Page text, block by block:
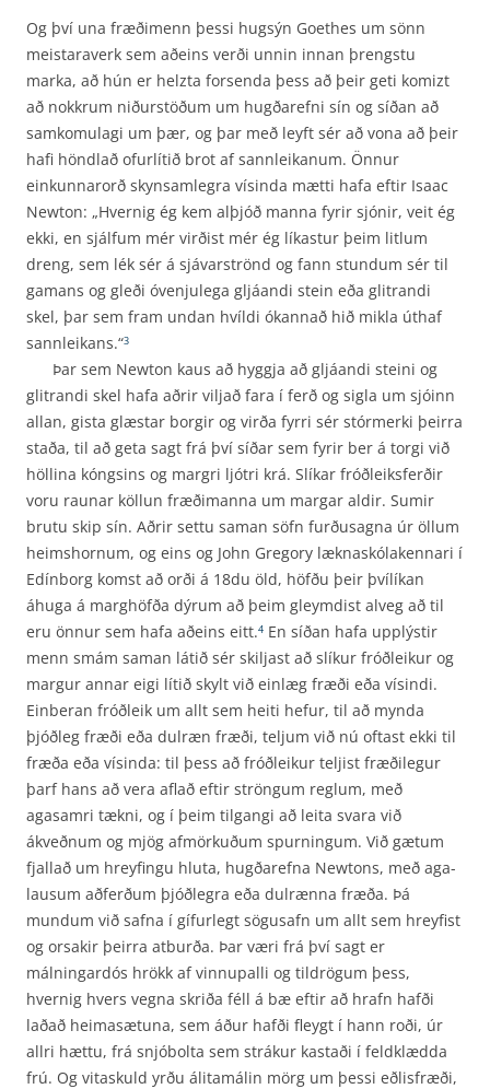
Og því una fræðimenn þessi hugsýn Goethes um sönn
meistaraverk sem aðeins verði unnin innan þrengstu
marka, að hún er helzta forsenda þess að þeir geti komizt
að nokkrum niður­stöðum um hugðarefni sín og síðan að
samkomulagi um þær, og þar með leyft sér að vona að þeir
hafi höndlað ofurlítið brot af sannleikanum. Önnur
einkunnarorð skynsamlegra vísinda mætti hafa eftir Isaac
Newton: „Hvernig ég kem alþjóð manna fyrir sjónir, veit ég
ekki, en sjálfum mér virðist mér ég líkastur þeim litlum
dreng, sem lék sér á sjávarströnd og fann stundum sér til
gamans og gleði óvenjulega gljáandi stein eða glitrandi
skel, þar sem fram undan hvíldi ókannað hið mikla úthaf
sannleikans.“3
Þar sem Newton kaus að hyggja að gljáandi steini og
glitrandi skel hafa aðrir viljað fara í ferð og sigla um sjóinn
allan, gista glæstar borgir og virða fyrri sér stórmerki þeirra
staða, til að geta sagt frá því síðar sem fyrir ber á torgi við
höllina kóngsins og margri ljótri krá. Slíkar fróðleiksferðir
voru raunar köllun fræðimanna um margar aldir. Sumir
brutu skip sín. Aðrir settu saman söfn furðusagna úr öllum
heimshornum, og eins og John Gregory læknaskólakennari í
Edínborg komst að orði á 18du öld, höfðu þeir þvílíkan
áhuga á marghöfða dýrum að þeim gleymdist alveg að til
eru önnur sem hafa aðeins eitt.4 En síðan hafa upplýstir
menn smám saman látið sér skiljast að slíkur fróðleikur og
margur annar eigi lítið skylt við einlæg fræði eða vísindi.
Einberan fróðleik um allt sem heiti hefur, til að mynda
þjóðleg fræði eða dulræn fræði, teljum við nú oftast ekki til
fræða eða vísinda: til þess að fróðleikur teljist fræðilegur
þarf hans að vera aflað eftir ströngum reglum, með
agasamri tækni, og í þeim tilgangi að leita svara við
ákveðnum og mjög afmörkuðum spurningum. Við gætum
fjallað um hreyfingu hluta, hugðarefna Newtons, með aga­
lausum aðferðum þjóðlegra eða dulrænna fræða. Þá
mundum við safna í gífurlegt sögusafn um allt sem hreyfist
og orsakir þeirra atburða. Þar væri frá því sagt er
málningardós hrökk af vinnu­palli og tildrögum þess,
hvernig hvers vegna skriða féll á bæ eftir að hrafn hafði
laðað heima­sætuna, sem áður hafði fleygt í hann roði, úr
allri hættu, frá snjóbolta sem strákur kastaði í feld­klædda
frú. Og vitaskuld yrðu álitamálin mörg um þessi eðlisfræði,